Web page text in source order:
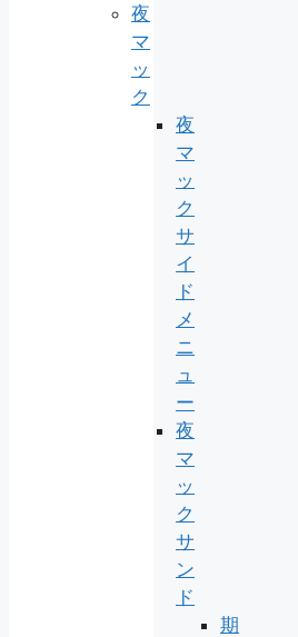
夜
マ
ッ
ク
夜
マ
ッ
ク
サ
イ
ド
メ
ニ
ュ
ー
夜
マ
ッ
ク
サ
ン
ド
期